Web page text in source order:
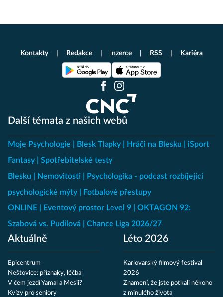
Další témata z našich webů
Moje Psychologie Blesk Tlapky Hráči na Blesku
iSport
Fantasy
Spotřebitelské testy
Blesku
Nemovitosti
Psychologika - podcast rozbíjející
psychologické mýty
Fotbalové přestupy
ONLINE
Eventový prostor Level 9
OKTAGON 92:
Szabová vs. Pudilová
Chance Liga 2026/27
Aktuálně
Epicentrum
Neštovice: příznaky, léčba
V čem jezdí Yamal a Mesii?
Kvízy pro seniory
Léto 2026
Karlovarský filmový festival
2026
Znamení, že jste potkali někoho
z minulého života
Kontakty Redakce Inzerce RSS Kariéra